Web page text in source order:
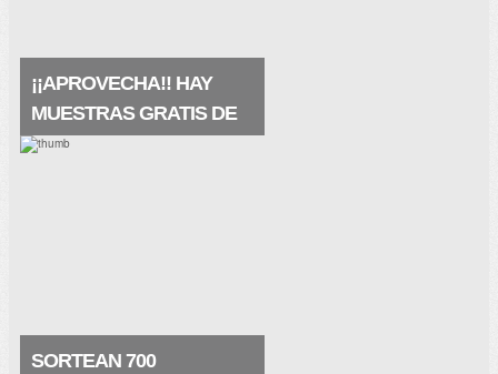
¡¡APROVECHA!! HAY
MUESTRAS GRATIS DE
LA PRAIRIE
SORTEAN 700